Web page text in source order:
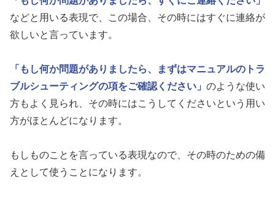
などと用いる表現で、この場合、その時にはすぐに連絡が
欲しいと言っています。
「もし何か問題がありましたら、まずはマニュアルのトラ
ブルシューティングの項をご確認ください」 のような使い
方もよく見られ、その時にはこうしてくださいという用い
方がほとんどになります。
もしものことを言っている表現なので、その時のための備
えとして使うことになります。